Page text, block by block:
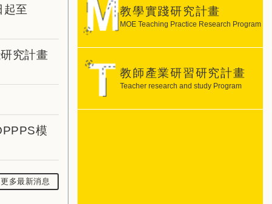
起至
究計畫
模
更多最新消息
教學實踐研究計畫
MOE Teaching Practice Research Program
教師產業研習研究計畫
Teacher research and study Program